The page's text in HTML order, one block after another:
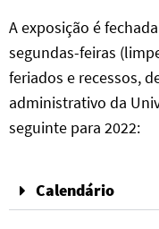
A exposição é
segundas-feiras
feriados e recessos,
administrativo da
seguinte para 2022:
Calendário